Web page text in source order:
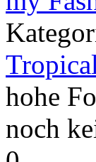
hohe
noch